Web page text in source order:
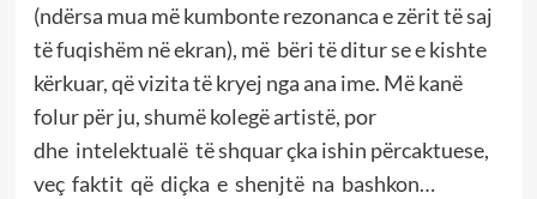
(ndërsa mua më kumbonte rezonanca e zërit të saj
të fuqishëm në ekran), më bëri të ditur se e kishte
kërkuar, që vizita të kryej nga ana ime. Më kanë
folur për ju, shumë kolegë artistë, por
dhe intelektualë të shquar çka ishin përcaktuese,
veç faktit që diçka e shenjtë na bashkon…